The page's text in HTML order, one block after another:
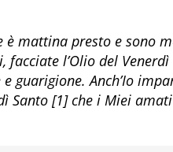
è mattina presto e sono
l’Olio del
guarigione. Anch’Io
Santo [1] che i Miei